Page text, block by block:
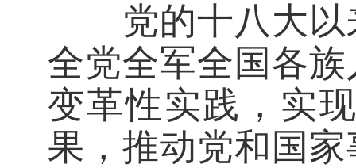
党的十八大以
全党全军全国各
变革性实践，实
果，推动党和国